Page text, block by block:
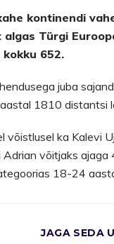
kontinendi
Türgi
kokku 652.
juba
1810 distantsi
ka Kalevi
võitjaks
18-24
JAGA SEDA